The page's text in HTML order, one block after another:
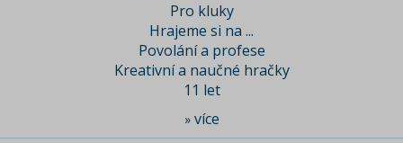
Pro kluky
Hrajeme si na ...
Povolání a profese
Kreativní a naučné hračky
11 let
» více